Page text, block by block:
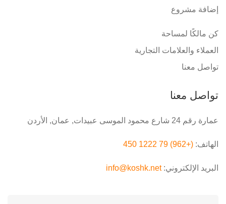
إضافة مشروع
كن مالكًا لمساحة
العملاء والعلامات التجارية
تواصل معنا
تواصل معنا
عمارة رقم 24 شارع محمود الموسى عبيدات, عمان, الأردن
الهاتف: (+962) 79 1222 450
البريد الإلكتروني:info@koshk.net